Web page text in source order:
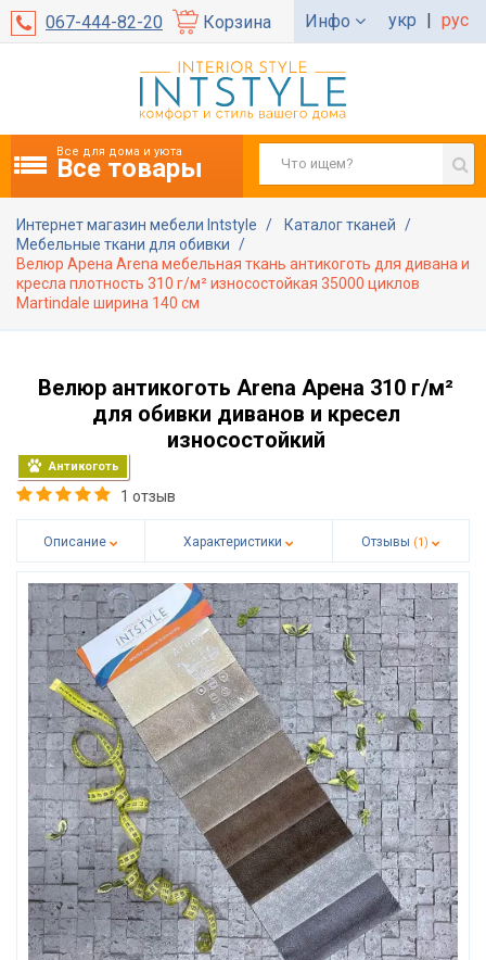
067-444-82-20 Корзина Инфо укр | рус
Все для дома и уюта
Все товары
Интернет магазин мебели Intstyle
Каталог тканей
Мебельные ткани для обивки
Велюр Арена Arena мебельная ткань антикоготь для дивана и
кресла плотность 310 г/м² износостойкая 35000 циклов
Martindale ширина 140 см
Велюр антикоготь Arena Арена 310 г/м²
для обивки диванов и кресел
износостойкий
Антикоготь
1 отзыв
Описание Характеристики Отзывы (1)